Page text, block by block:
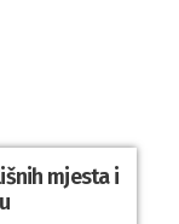
mjesta i